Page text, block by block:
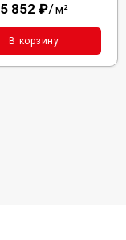
5 852 ₽/м²
В корзину